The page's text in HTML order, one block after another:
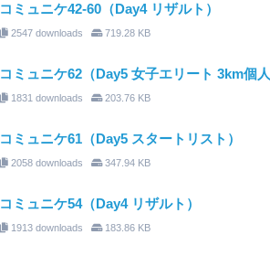
コミュニケ42-60（Day4 リザルト）
2547 downloads 719.28 KB
コミュニケ62（Day5 女子エリート 3km個
1831 downloads 203.76 KB
コミュニケ61（Day5 スタートリスト）
2058 downloads 347.94 KB
コミュニケ54（Day4 リザルト）
1913 downloads 183.86 KB